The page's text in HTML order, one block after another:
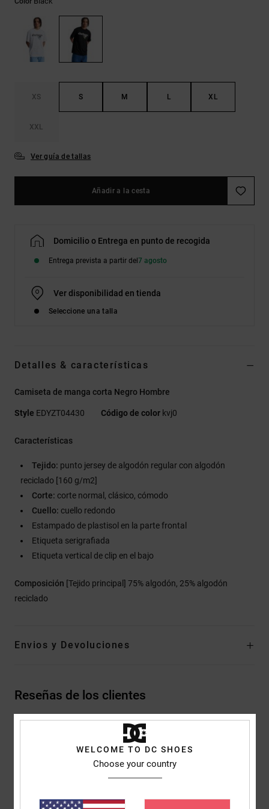
preguntas
más
accede a
formulario
de contacto.
XS S M L XL
XXL
Ver guía de tallas
Añadir a la cesta
Domicilio o Entrega en punto de recogida
Entrega prevista a partir del7 agosto
Ver disponibilidad en tienda
Seleccione una talla
Detalles & características
Camiseta de manga corta Negro Hombre
Style EDYZT04430 Código de color kvj0
Características
Tejido: punto jersey de algodón regular con algodón
reciclado [160 g/m2]
Corte: corte normal, clásico, cómodo
Cuello: cuello redondo
Estampado de plastisol en la parte frontal
Etiqueta serigrafiada
Etiqueta vertical de clip en el bajo
Composición [Tejido principal] 75% algodón, 25% algodón
reciclado
Envios y Devoluciones
Reseñas de los clientes
Puntuación media
5.0
WELCOME TO DC SHOES
Choose your country